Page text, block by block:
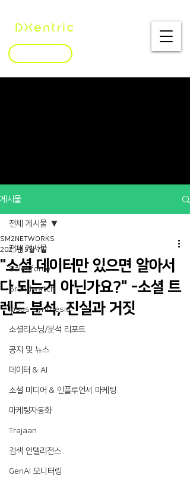
게시물
전체 게시물
Salesforce
Brandwatch
Ipsos Synthesio
소셜리스닝/분석 리포트
공지 및 뉴스
데이터 & AI
소셜 미디어 & 인플루언서 마케팅
마케팅자동화
Trajaan
검색 인텔리전스
GenAI 모니터링
전체 게시물
"소셜 데이터만 있으면 알아서
다 되는거 아닌가요?" -소셜 트
렌드 분석, 진실과 거짓
SM2NETWORKS
2021년 5월 7일